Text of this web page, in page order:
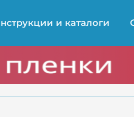
и каталоги